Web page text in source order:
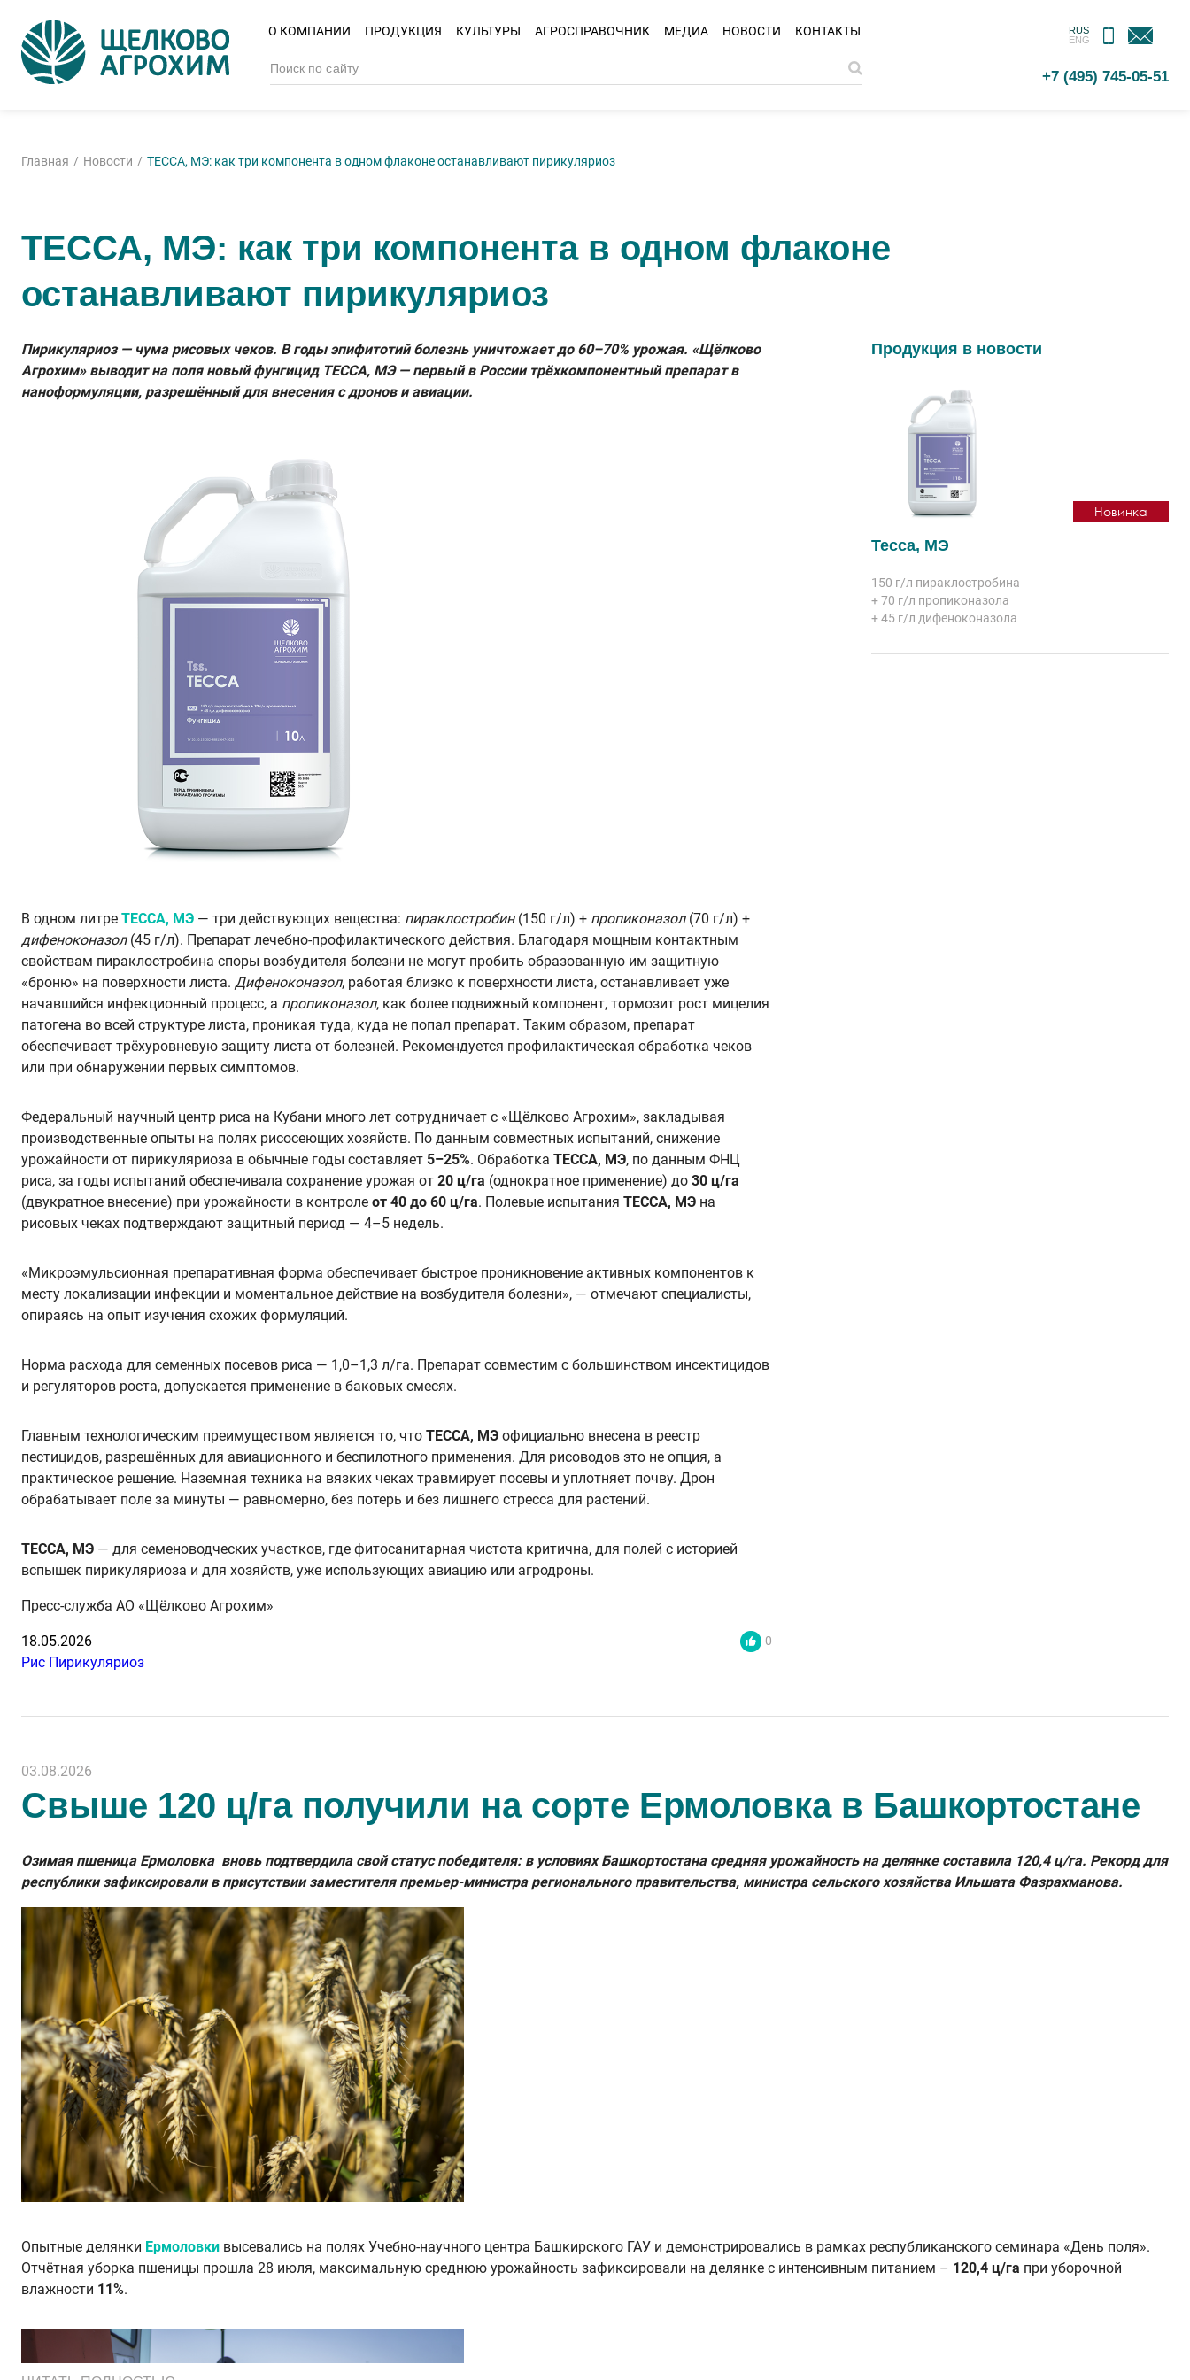
О КОМПАНИИ ПРОДУКЦИЯ КУЛЬТУРЫ АГРОСПРАВОЧНИК МЕДИА НОВОСТИ КОНТАКТЫ
RUS
ENG
МОБИЛЬНОЕ
ПРИЛОЖЕНИЕ
ОБРАТНАЯ
СВЯЗЬ
+7 (495) 745-05-51
Главная Новости ТЕССА, МЭ: как три компонента в одном флаконе останавливают пирикуляриоз
ТЕССА, МЭ: как три компонента в одном флаконе
останавливают пирикуляриоз
Пирикуляриоз — чума рисовых чеков. В годы эпифитотий болезнь уничтожает до 60–70% урожая. «Щёлково
Агрохим» выводит на поля новый фунгицид ТЕССА, МЭ — первый в России трёхкомпонентный препарат в
наноформуляции, разрешённый для внесения с дронов и авиации.
В одном литре ТЕССА, МЭ — три действующих вещества: пираклостробин (150 г/л) + пропиконазол (70 г/л) +
дифеноконазол(45 г/л). Препарат лечебно-профилактического действия. Благодаря мощным контактным
свойствам пираклостробина споры возбудителя болезни не могут пробить образованную им защитную
«броню» на поверхности листа. Дифеноконазол, работая близко к поверхности листа, останавливает уже
начавшийся инфекционный процесс, а пропиконазол, как более подвижный компонент, тормозит рост мицелия
патогена во всей структуре листа, проникая туда, куда не попал препарат. Таким образом, препарат
обеспечивает трёхуровневую защиту листа от болезней. Рекомендуется профилактическая обработка чеков
или при обнаружении первых симптомов.
Федеральный научный центр риса на Кубани много лет сотрудничает с «Щёлково Агрохим», закладывая
производственные опыты на полях рисосеющих хозяйств. По данным совместных испытаний, снижение
урожайности от пирикуляриоза в обычные годы составляет 5–25%. Обработка ТЕССА, МЭ, по данным ФНЦ
риса, за годы испытаний обеспечивала сохранение урожая от 20 ц/га (однократное применение) до 30 ц/га
(двукратное внесение) при урожайности в контроле от 40 до 60 ц/га. Полевые испытания ТЕССА, МЭ на
рисовых чеках подтверждают защитный период — 4–5 недель.
«Микроэмульсионная препаративная форма обеспечивает быстрое проникновение активных компонентов к
месту локализации инфекции и моментальное действие на возбудителя болезни», — отмечают специалисты,
опираясь на опыт изучения схожих формуляций.
Норма расхода для семенных посевов риса — 1,0–1,3 л/га. Препарат совместим с большинством инсектицидов
и регуляторов роста, допускается применение в баковых смесях.
Главным технологическим преимуществом является то, что ТЕССА, МЭ официально внесена в реестр
пестицидов, разрешённых для авиационного и беспилотного применения. Для рисоводов это не опция, а
практическое решение. Наземная техника на вязких чеках травмирует посевы и уплотняет почву. Дрон
обрабатывает поле за минуты — равномерно, без потерь и без лишнего стресса для растений.
ТЕССА, МЭ — для семеноводческих участков, где фитосанитарная чистота критична, для полей с историей
вспышек пирикуляриоза и для хозяйств, уже использующих авиацию или агродроны.
Пресс-служба АО «Щёлково Агрохим»
18.05.2026 0
Рис Пирикуляриоз
Продукция в новости
Новинка
Тесса, МЭ
150 г/л пираклостробина
+ 70 г/л пропиконазола
+ 45 г/л дифеноконазола
03.08.2026
Свыше 120 ц/га получили на сорте Ермоловка в Башкортостане
Озимая пшеница Ермоловка вновь подтвердила свой статус победителя: в условиях Башкортостана средняя урожайность на делянке составила 120,4 ц/га. Рекорд для
республики зафиксировали в присутствии заместителя премьер-министра регионального правительства, министра сельского хозяйства Ильшата Фазрахманова.
Опытные делянки Ермоловки высевались на полях Учебно-научного центра Башкирского ГАУ и демонстрировались в рамках республиканского семинара «День поля».
Отчётная уборка пшеницы прошла 28 июля, максимальную среднюю урожайность зафиксировали на делянке с интенсивным питанием – 120,4 ц/га при уборочной
влажности 11%.